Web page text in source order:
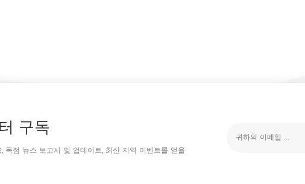
구독
독점 뉴스 보고서 및 업데이트, 최신 지역 이벤트를 얻을